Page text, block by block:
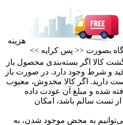
هزینه
بصورت << پس کرایه >>
کالا اگر بسته‌بندی محصول باز
و شرط وجود دارد. در صورت باز
روز مهلت تست دارید. اگر کالا مخدوش، معیوب
شده و مبلغ آن عودت داده
تست سالم باشد، امکان
به محض موجود شدن، به